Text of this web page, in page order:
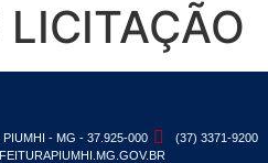
PIUMHI - MG - 37.925-000
(37) 3371-9200